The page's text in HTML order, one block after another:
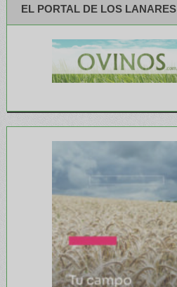
EL PORTAL DE LOS LANARES